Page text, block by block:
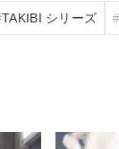
TAKIBI シリーズ